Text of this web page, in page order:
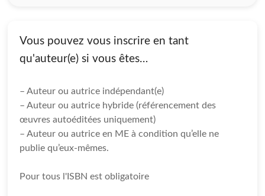
Vous pouvez vous inscrire en tant
qu'auteur(e) si vous êtes…
– Auteur ou autrice indépendant(e)
– Auteur ou autrice hybride (référencement des
œuvres autoéditées uniquement)
– Auteur ou autrice en ME à condition qu’elle ne
publie qu’eux-mêmes.
Pour tous l'ISBN est obligatoire